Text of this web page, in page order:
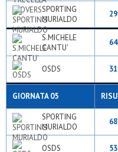
SPORTING
MURIALDO
29
S.MICHELE
CANTU'
64
OSDS 31
GIORNATA 05
SPORTING
MURIALDO
68
OSDS 53